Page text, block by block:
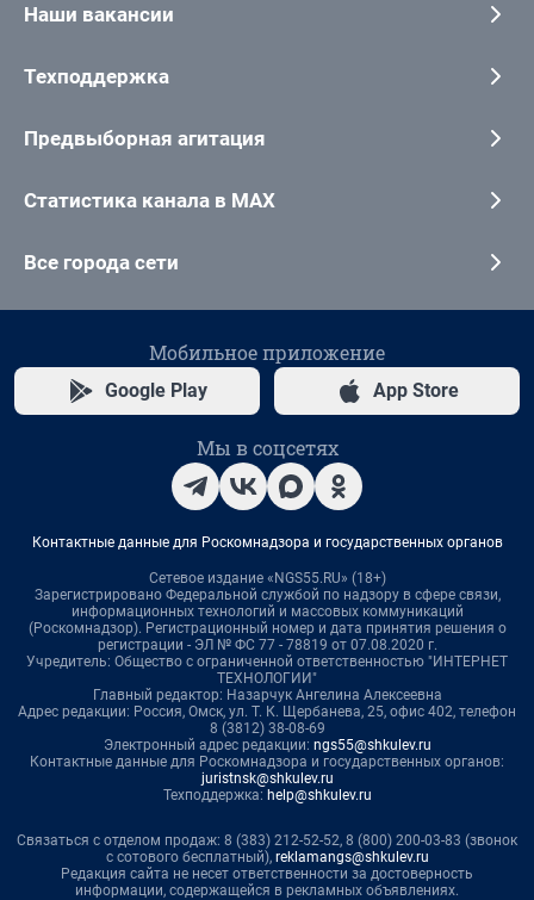
Наши вакансии
Техподдержка
Предвыборная агитация
Статистика канала в MAX
Все города сети
Мобильное приложение
Google Play App Store
Мы в соцсетях
Контактные данные для Роскомнадзора и государственных органов
Сетевое издание «NGS55.RU» (18+)
Зарегистрировано Федеральной службой по надзору в сфере связи,
информационных технологий и массовых коммуникаций
(Роскомнадзор). Регистрационный номер и дата принятия решения о
регистрации - ЭЛ № ФС 77 - 78819 от 07.08.2020 г.
Учредитель: Общество с ограниченной ответственностью "ИНТЕРНЕТ
ТЕХНОЛОГИИ"
Главный редактор: Назарчук Ангелина Алексеевна
Адрес редакции: Россия, Омск, ул. Т. К. Щербанева, 25, офис 402, телефон
8 (3812) 38-08-69
Электронный адрес редакции: ngs55@shkulev.ru
Контактные данные для Роскомнадзора и государственных органов:
juristnsk@shkulev.ru
Техподдержка: help@shkulev.ru
Связаться с отделом продаж: 8 (383) 212-52-52, 8 (800) 200-03-83 (звонок
с сотового бесплатный), reklamangs@shkulev.ru
Редакция сайта не несет ответственности за достоверность
информации, содержащейся в рекламных объявлениях.